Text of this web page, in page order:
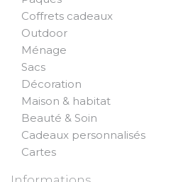
Coffrets cadeaux
Outdoor
Ménage
Sacs
Décoration
Maison & habitat
Beauté & Soin
Cadeaux personnalisés
Cartes